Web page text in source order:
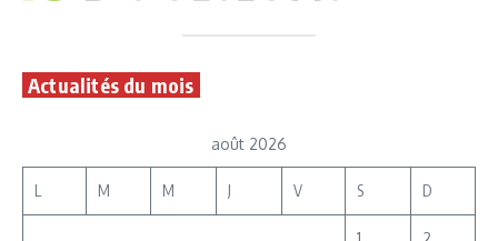
Actualités du mois
août 2026
L M M J V S D